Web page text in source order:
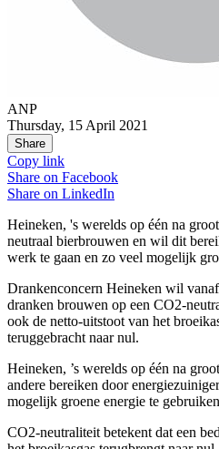
ANP
Thursday, 15 April 2021
Share
Copy link
Share on Facebook
Share on LinkedIn
Heineken, 's werelds op één na
neutraal bierbrouwen en wil dit
werk te gaan en zo veel mogelijk
Drankenconcern Heineken wil
dranken brouwen op een CO2-
ook de netto-uitstoot van het
teruggebracht naar nul.
Heineken, ’s werelds op één na
andere bereiken door
mogelijk groene energie te
CO2-neutraliteit betekent dat een